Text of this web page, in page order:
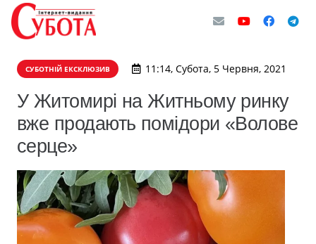
СУБОТНІЙ ЕКСКЛЮЗИВ 11:14, Субота, 5 Червня, 2021
У Житомирі на Житньому ринку
вже продають помідори «Волове
серце»